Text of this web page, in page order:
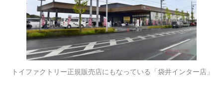
トイファクトリー正規販売店にもなっている「袋井インター店」